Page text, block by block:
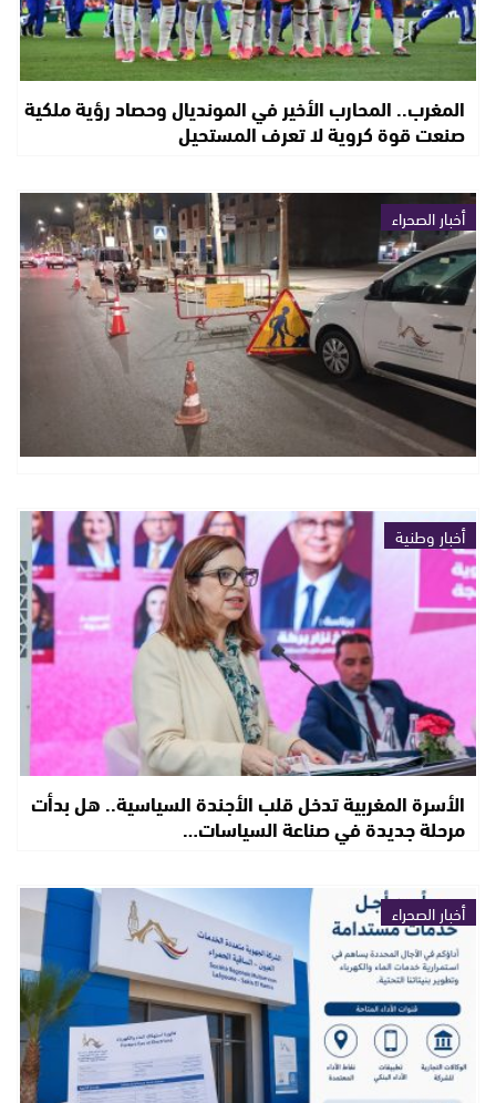
المغرب.. المحارب الأخير في المونديال وحصاد رؤية ملكية
صنعت قوة كروية لا تعرف المستحيل
أخبار الصحراء
أخبار وطنية
الأسرة المغربية تدخل قلب الأجندة السياسية.. هل بدأت
مرحلة جديدة في صناعة السياسات…
أخبار الصحراء